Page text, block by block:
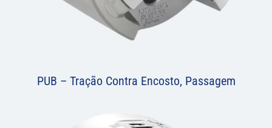
PUB – Tração Contra Encosto, Passagem